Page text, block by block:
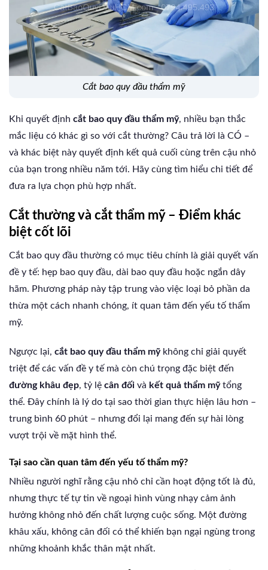
cắt bao quy đầu thẩm mỹ
Khi quyết định cắt bao quy đầu thẩm mỹ, nhiều bạn thắc
mắc liệu có khác gì so với cắt thường? Câu trả lời là CÓ –
và khác biệt này quyết định kết quả cuối cùng trên cậu nhỏ
của bạn trong nhiều năm tới. Hãy cùng tìm hiểu chi tiết để
đưa ra lựa chọn phù hợp nhất.
Cắt thường và cắt thẩm mỹ – Điểm khác
biệt cốt lõi
Cắt bao quy đầu thường có mục tiêu chính là giải quyết vấn
đề y tế: hẹp bao quy đầu, dài bao quy đầu hoặc ngắn dây
hãm. Phương pháp này tập trung vào việc loại bỏ phần da
thừa một cách nhanh chóng, ít quan tâm đến yếu tố thẩm
mỹ.
Ngược lại, cắt bao quy đầu thẩm mỹkhông chỉ giải quyết
triệt để các vấn đề y tế mà còn chú trọng đặc biệt đến
đường khâu đẹp, tỷ lệ cân đối và kết quả thẩm mỹtổng
thể. Đây chính là lý do tại sao thời gian thực hiện lâu hơn –
trung bình 60 phút – nhưng đổi lại mang đến sự hài lòng
vượt trội về mặt hình thể.
Tại sao cần quan tâm đến yếu tố thẩm mỹ?
Nhiều người nghĩ rằng cậu nhỏ chỉ cần hoạt động tốt là đủ,
nhưng thực tế tự tin về ngoại hình vùng nhạy cảm ảnh
hưởng không nhỏ đến chất lượng cuộc sống. Một đường
khâu xấu, không cân đối có thể khiến bạn ngại ngùng trong
những khoảnh khắc thân mật nhất.